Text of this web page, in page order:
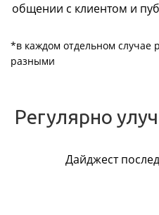
общении с клиентом и
*в каждом отдельном случае
разными
Регулярно
Дайджест